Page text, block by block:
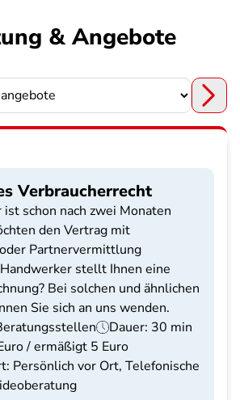
& Angebote
Verbraucherrecht
schon nach zwei Monaten
den Vertrag mit
Partnervermittlung
stellt Ihnen eine
Bei solchen und ähnlichen
Sie sich an uns wenden.
Dauer: 30 min
/ ermäßigt 5 Euro
Persönlich vor Ort, Telefonische